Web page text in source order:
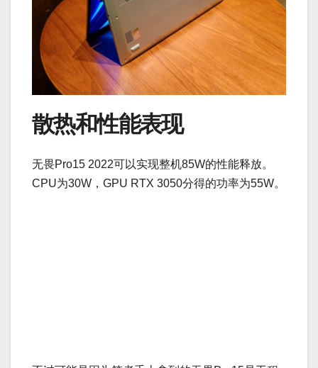
散热和性能表现
无畏Pro15 2022可以实现整机85W的性能释放。
CPU为30W，GPU RTX 3050分得的功率为55W。